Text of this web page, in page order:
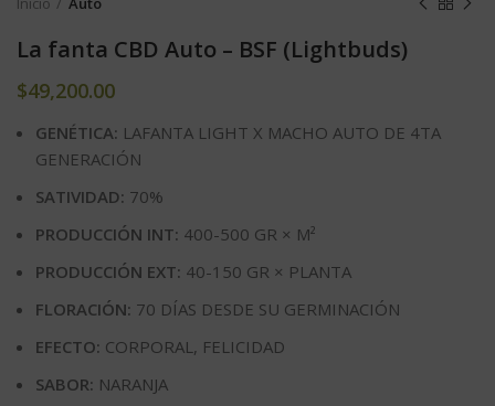
La fanta CBD Auto – BSF (Lightbuds)
$49,200.00
GENÉTICA: LAFANTA LIGHT X MACHO AUTO DE 4TA
GENERACIÓN
SATIVIDAD: 70%
PRODUCCIÓN INT: 400-500 GR × M²
PRODUCCIÓN EXT: 40-150 GR × PLANTA
FLORACIÓN: 70 DÍAS DESDE SU GERMINACIÓN
EFECTO: CORPORAL, FELICIDAD
SABOR: NARANJA